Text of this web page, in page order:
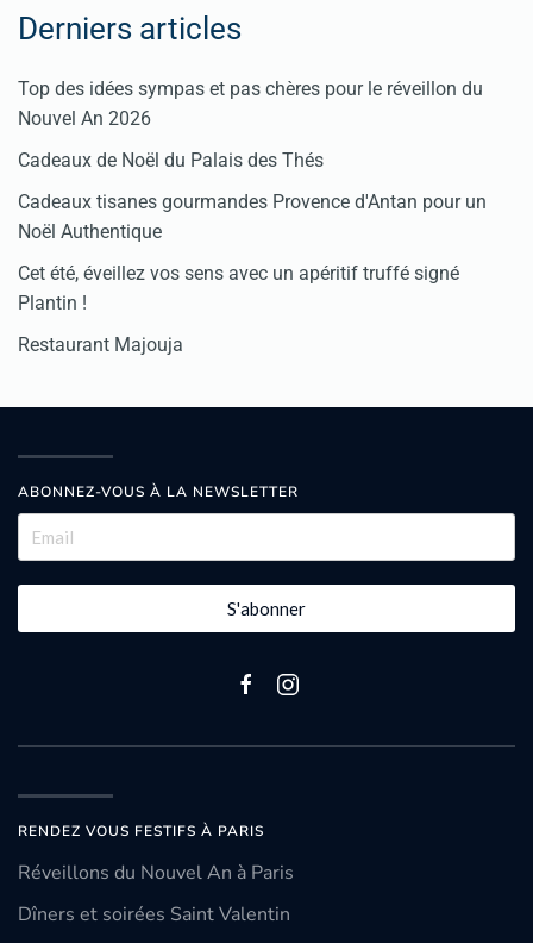
Derniers articles
Top des idées sympas et pas chères pour le réveillon du
Nouvel An 2026
Cadeaux de Noël du Palais des Thés
Cadeaux tisanes gourmandes Provence d'Antan pour un
Noël Authentique
Cet été, éveillez vos sens avec un apéritif truffé signé
Plantin !
Restaurant Majouja
ABONNEZ-VOUS À LA NEWSLETTER
S'abonner
RENDEZ VOUS FESTIFS À PARIS
Réveillons du Nouvel An à Paris
Dîners et soirées Saint Valentin